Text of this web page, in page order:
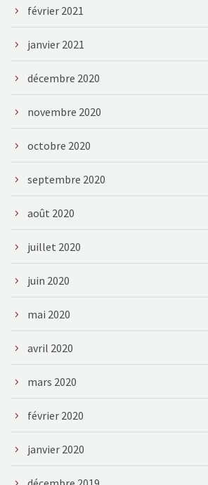
février 2021
janvier 2021
décembre 2020
novembre 2020
octobre 2020
septembre 2020
août 2020
juillet 2020
juin 2020
mai 2020
avril 2020
mars 2020
février 2020
janvier 2020